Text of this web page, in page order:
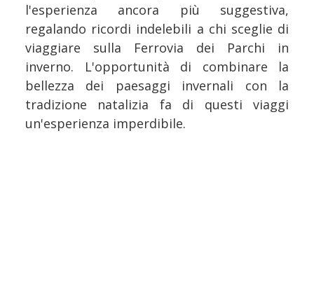
l'esperienza ancora più suggestiva,
regalando ricordi indelebili a chi sceglie di
viaggiare sulla Ferrovia dei Parchi in
inverno. L'opportunità di combinare la
bellezza dei paesaggi invernali con la
tradizione natalizia fa di questi viaggi
un'esperienza imperdibile.